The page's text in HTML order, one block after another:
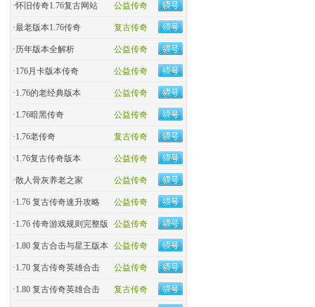
公益传奇
·怀旧传奇1.76复古网站
复古传奇
·最老版本1.76传奇
公益传奇
·历年版本全解析
公益传奇
·176月卡版本传奇
公益传奇
·1.76的老经典版本
公益传奇
·1.76暗黑传奇
复古传奇
·1.76老传奇
公益传奇
·1.76复古传奇版本
公益传奇
·散人骨灰养老之家
公益传奇
·1.76 复古传奇速升攻略
公益传奇
·1.76 传奇游戏规则完整版
公益传奇
·1.80 复古合击与星王版本
公益传奇
·1.70 复古传奇英雄合击
复古传奇
·1.80 复古传奇英雄合击